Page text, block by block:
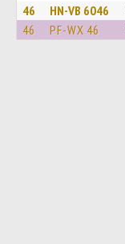
46 HN-VB 6046
46 PF-WX 46